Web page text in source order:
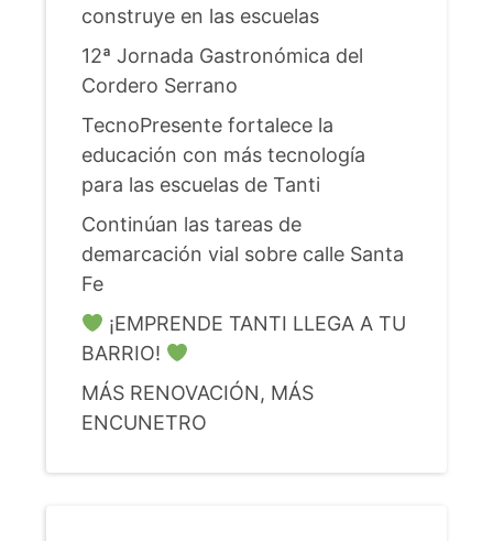
construye en las escuelas
12ª Jornada Gastronómica del
Cordero Serrano
TecnoPresente fortalece la
educación con más tecnología
para las escuelas de Tanti
Continúan las tareas de
demarcación vial sobre calle Santa
Fe
¡EMPRENDE TANTI LLEGA A TU
BARRIO!
MÁS RENOVACIÓN, MÁS
ENCUNETRO